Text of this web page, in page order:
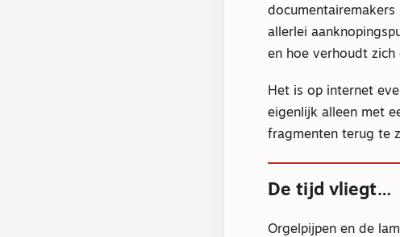
allerlei
en hoe verhoudt
Het is op internet
eigenlijk alleen met
fragmenten terug te
De tijd vliegt…
Orgelpijpen en de